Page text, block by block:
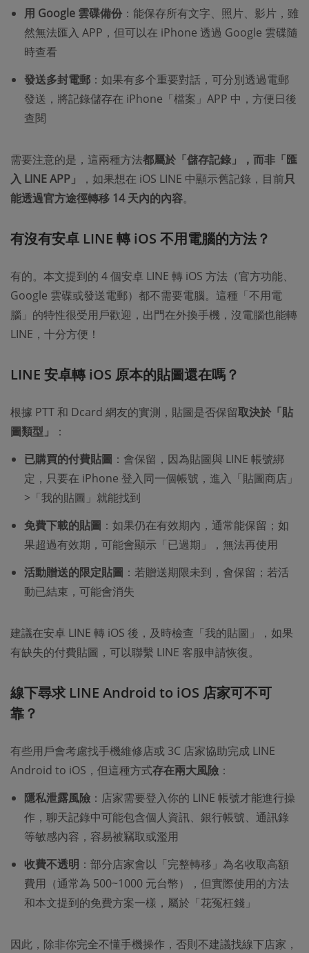
用 Google 雲碟備份 ：能保存所有文字、照片、影片，雖
然無法匯入 APP，但可以在 iPhone 透過 Google 雲碟隨
時查看
發送多封電郵 ：如果有多个重要對話，可分別透過電郵
發送，將記錄儲存在 iPhone「檔案」APP 中，方便日後
查閱
需要注意的是，這兩種方法都屬於「儲存記錄」，而非「匯
入 LINE APP」
，如果想在 iOS LINE 中顯示舊記錄，目前只
能透過官方途徑轉移 14 天內的內容。
有沒有安卓 LINE 轉 iOS 不用電腦的方法？
有的。本文提到的 4 個安卓 LINE 轉 iOS 方法（官方功能、
Google 雲碟或發送電郵）都不需要電腦。這種「不用電
腦」的特性很受用戶歡迎，出門在外換手機，沒電腦也能轉
LINE，十分方便！​
LINE 安卓轉 iOS 原本的貼圖還在嗎？​
根據 PTT 和 Dcard 網友的實測，貼圖是否保留取決於「貼
圖類型」
：
已購買的付費貼圖 ：會保留，因為貼圖與 LINE 帳號綁
定，只要在 iPhone 登入同一個帳號，進入「貼圖商店」
>「我的貼圖」就能找到
免費下載的貼圖 ：如果仍在有效期內，通常能保留；如
果超過有效期，可能會顯示「已過期」，無法再使用
活動贈送的限定貼圖 ：若贈送期限未到，會保留；若活
動已結束，可能會消失
建議在安卓 LINE 轉 iOS 後，及時檢查「我的貼圖」，如果
有缺失的付費貼圖，可以聯繫 LINE 客服申請恢復。
線下尋求 LINE Android to iOS 店家可不可
靠？​
有些用戶會考慮找手機維修店或 3C 店家協助完成 LINE
Android to iOS，但這種方式存在兩大風險 ：​
隱私泄露風險 ：店家需要登入你的 LINE 帳號才能進行操
作，聊天記錄中可能包含個人資訊、銀行帳號、通訊錄
等敏感內容，容易被竊取或濫用
收費不透明 ：部分店家會以「完整轉移」為名收取高額
費用（通常為 500~1000 元台幣），但實際使用的方法
和本文提到的免費方案一樣，屬於「花冤枉錢」
因此，除非你完全不懂手機操作，否則不建議找線下店家，